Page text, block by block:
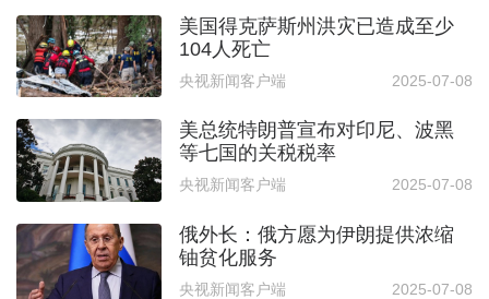
美国得克萨斯州洪灾已造成至少
104人死亡
央视新闻客户端 2025-07-08
美总统特朗普宣布对印尼、波黑
等七国的关税税率
央视新闻客户端 2025-07-08
俄外长：俄方愿为伊朗提供浓缩
铀贫化服务
央视新闻客户端 2025-07-08